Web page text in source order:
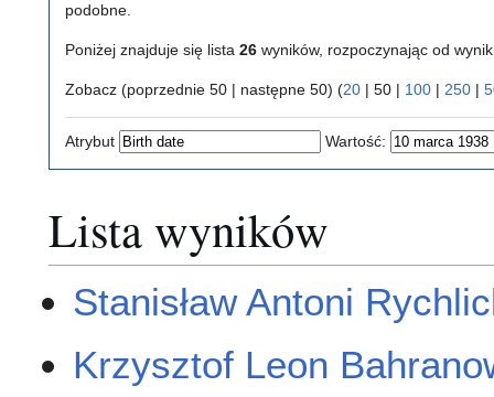
podobne.
Poniżej znajduje się lista 26 wyników, rozpoczynając od
Zobacz (poprzednie 50 | następne 50) (20 | 50 | 100 | 250 |
Atrybut Wartość:
Lista wyników
Stanisław Antoni
Krzysztof Leon